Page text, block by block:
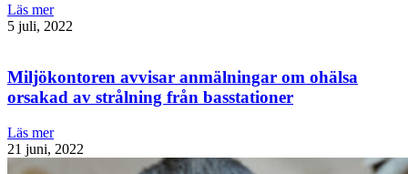
Läs mer
5 juli, 2022
Miljökontoren avvisar anmälningar om ohälsa
orsakad av strålning från basstationer
Läs mer
21 juni, 2022